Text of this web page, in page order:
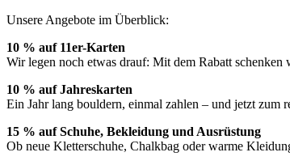
Unsere Angebote im Überblick:
10 % auf 11er-Karten
Wir legen noch etwas drauf: Mit dem Rabatt
10 % auf Jahreskarten
Ein Jahr lang bouldern, einmal zahlen – und jetzt
15 % auf Schuhe, Bekleidung und Ausrüstung
Ob neue Kletterschuhe, Chalkbag oder warme